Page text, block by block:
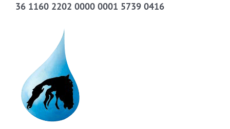
36 1160 2202 0000 0001 5739 0416